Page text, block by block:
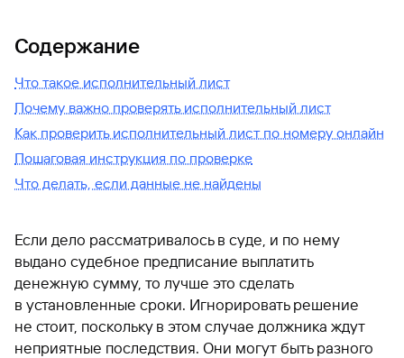
Содержание
Что такое исполнительный лист
Почему важно проверять исполнительный лист
Как проверить исполнительный лист по номеру онлайн
Пошаговая инструкция по проверке
Что делать, если данные не найдены
Если дело рассматривалось в суде, и по нему
выдано судебное предписание выплатить
денежную сумму, то лучше это сделать
в установленные сроки. Игнорировать решение
не стоит, поскольку в этом случае должника ждут
неприятные последствия. Они могут быть разного